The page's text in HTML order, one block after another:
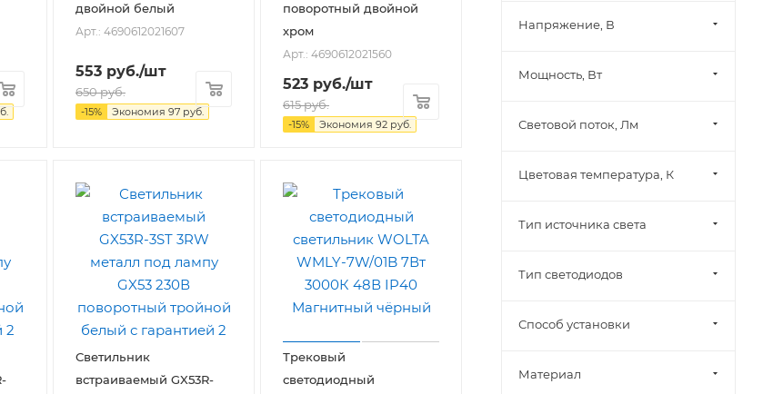
двойной белый
Арт.: 4690612021607
553 руб./шт
650руб.
-15% Экономия 97 руб.
поворотный двойной
хром
Арт.: 4690612021560
523 руб./шт
615руб.
-15% Экономия 92 руб.
Светильник
встраиваемый GX53R-
Трековый
светодиодный
Напряжение, В
Мощность, Вт
Световой поток, Лм
Цветовая температура, К
Тип источника света
Тип светодиодов
Способ установки
Материал